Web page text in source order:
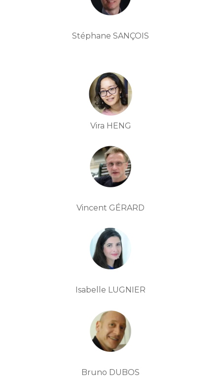
Stéphane SANÇOIS
Vira HENG
Vincent GÉRARD
Isabelle LUGNIER
Bruno DUBOS